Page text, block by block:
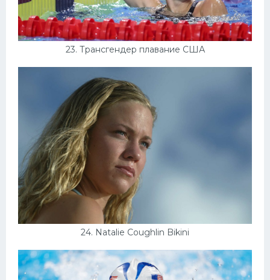
23. Трансгендер плавание США
24. Natalie Coughlin Bikini